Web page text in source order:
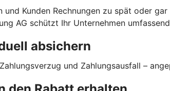
und Kunden Rechnungen zu spät oder
AG schützt Ihr Unternehmen
absichern
und Zahlungsausfall –